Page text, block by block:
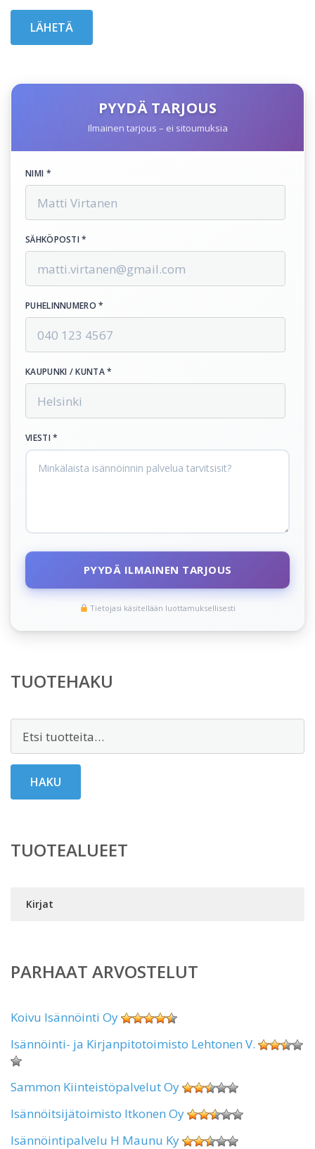
PYYDÄ TARJOUS
Ilmainen tarjous – ei sitoumuksia
NIMI *
SÄHKÖPOSTI *
PUHELINNUMERO *
KAUPUNKI / KUNTA *
VIESTI *
PYYDÄ ILMAINEN TARJOUS
Tietojasi käsitellään luottamuksellisesti
TUOTEHAKU
HAKU
TUOTEALUEET
Kirjat
PARHAAT ARVOSTELUT
Koivu Isännöinti Oy
Isännöinti- ja Kirjanpitotoimisto Lehtonen V.
Sammon Kiinteistöpalvelut Oy
Isännöitsijätoimisto Itkonen Oy
Isännöintipalvelu H Maunu Ky